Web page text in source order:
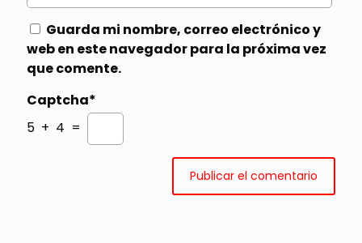
Guarda mi nombre, correo electrónico y
web en este navegador para la próxima vez
que comente.
Captcha*
5 + 4 =